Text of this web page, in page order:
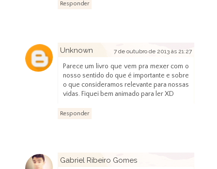
Responder
Unknown 7 de outubro de 2013 às 21:27
Parece um livro que vem pra mexer com o
nosso sentido do que é importante e sobre
o que consideramos relevante para nossas
vidas. Fiquei bem animado para ler XD
Responder
Gabriel Ribeiro Gomes